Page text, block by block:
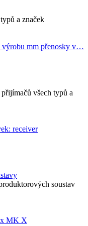
a značek
výrobu mm přenosky v…
všech typů a
receiver
soustav
MK X